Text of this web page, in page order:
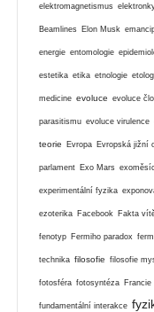
elektromagnetismus
Beamlines Elon Musk
energie entomologie
estetika etika etnologie
medicine evoluce evoluce
parasitismu evoluce virulence
teorie Evropa Evropská jižní
parlament Exo Mars
experimentální fyzika
ezoterika Facebook Fakta
fenotyp Fermiho paradox
technika filosofie filosofie
fotosféra fotosyntéza Francie
fundamentální interakce